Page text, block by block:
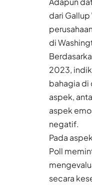
dari
di
2023,
bahagia di
aspek,
aspek
negatif.
Pada
Poll
secara